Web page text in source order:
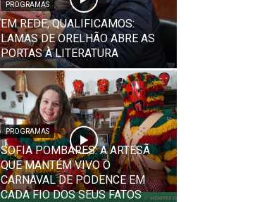
PROGRAMAS
EM REDE, QUALIFICAMOS:
LAMAS DE ORELHÃO ABRE AS
PORTAS À LITERATURA
PROGRAMAS
SOFIA POMBARES: A ARTESÃ
QUE MANTÉM VIVO O
CARNAVAL DE PODENCE EM
CADA FIO DOS SEUS FATOS